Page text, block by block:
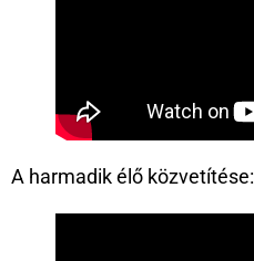
A harmadik élő közvetítése: